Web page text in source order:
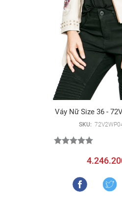
Váy Nữ Size 36 -
SKU: